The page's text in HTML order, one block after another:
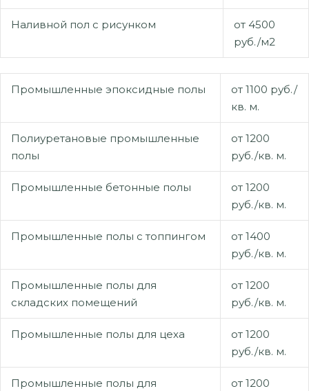
Наливной пол с рисунком
от 4500
руб./м2
Промышленные эпоксидные полы
от 1100 руб./
кв. м.
Полиуретановые промышленные
полы
от 1200
руб./кв. м.
Промышленные бетонные полы
от 1200
руб./кв. м.
Промышленные полы с топпингом
от 1400
руб./кв. м.
Промышленные полы для
складских помещений
от 1200
руб./кв. м.
Промышленные полы для цеха
от 1200
руб./кв. м.
Промышленные полы для
от 1200